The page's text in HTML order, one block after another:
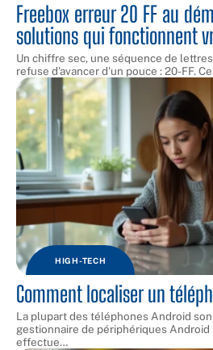
Freebox erreur 20 FF au
solutions qui fonctionnent
Un chiffre sec, une séquence de
refuse d'avancer d'un pouce : 20-FF. Ce
HIGH-TECH
Comment localiser un
La plupart des téléphones Android
gestionnaire de périphériques Android
effectue…